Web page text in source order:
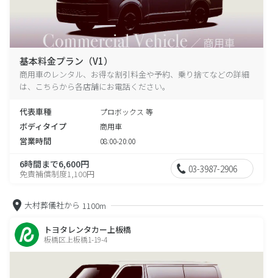
基本料金プラン（V1）
商用車のレンタル、お得な割引料金や予約、乗り捨てなどの詳細
は、こちらから各店舗にお電話ください。
代表車種 プロボックス 等
ボディタイプ 商用車
営業時間 08:00-20:00
6時間まで6,600円
免責補償制度1,100円 03-3987-2906
大村葬儀社から 1100m
トヨタレンタカー上板橋
板橋区上板橋1-19-4